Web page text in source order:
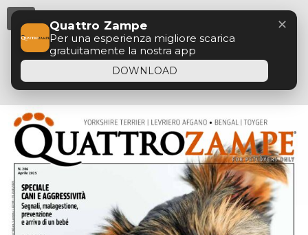
Quattro Zampe
Per una esperienza migliore scarica
gratuitamente la nostra app
DOWNLOAD
✕
Menu